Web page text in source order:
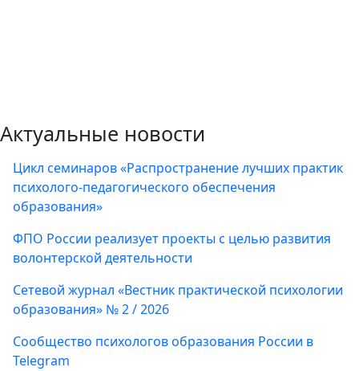
Актуальные новости
Цикл семинаров «Распространение лучших практик
психолого-педагогического обеспечения
образования»
ФПО России реализует проекты с целью развития
волонтерской деятельности
Сетевой журнал «Вестник практической психологии
образования» № 2 / 2026
Сообщество психологов образования России в
Telegram